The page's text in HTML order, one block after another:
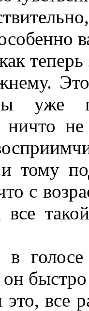
Это
уже
ничто
тому
с
все
все